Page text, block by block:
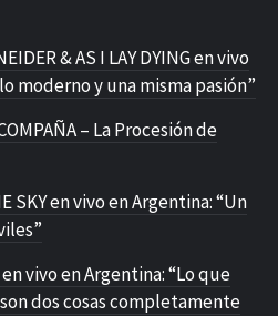
& AS I LAY DYING en vivo
moderno y una misma pasión”
– La Procesión de
SKY en vivo en Argentina: “Un
vivo en Argentina: “Lo que
dos cosas completamente